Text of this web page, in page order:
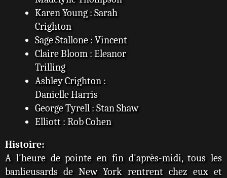
Karen Young : Sarah
Crighton
Sage Stallone : Vincent
Claire Bloom : Eleanor
Trilling
Ashley Crighton :
Danielle Harris
George Tyrell : Stan Shaw
Elliott : Rob Cohen
Histoire:
A l'heure de pointe en fin d'après-midi, tous les
banlieusards de New York rentrent chez eux et